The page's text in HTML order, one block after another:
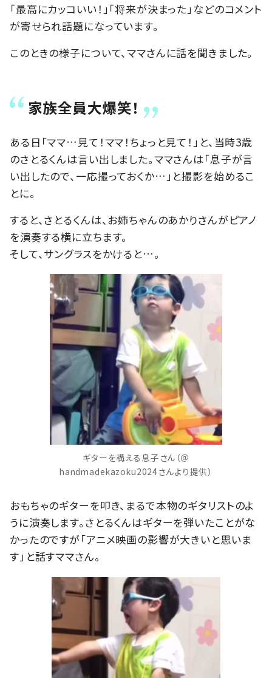
「最高にカッコいい！」「将来が決まった」などのコメント
が寄せられ話題になっています。
このときの様子について、ママさんに話を聞きました。
家族全員大爆笑！
ある日「ママ…見て！ママ！ちょっと見て！」と、当時3歳
のさとるくんは言い出しました。ママさんは「息子が言
い出したので、一応撮っておくか…」と撮影を始めるこ
とに。
すると、さとるくんは、お姉ちゃんのあかりさんがピアノ
を演奏する横に立ちます。
そして、サングラスをかけると…。
ギターを構える息子さん（＠
handmadekazoku2024さんより提供）
おもちゃのギターを叩き、まるで本物のギタリストのよ
うに演奏します。さとるくんはギターを弾いたことがな
かったのですが「アニメ映画の影響が大きいと思いま
す」と話すママさん。